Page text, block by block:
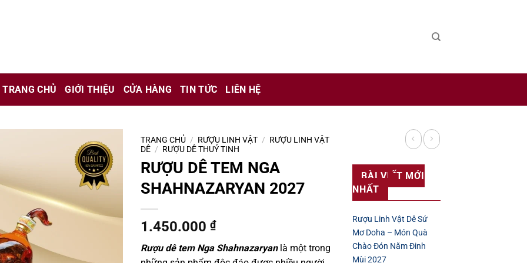
chỉ là kênh giới thiệu thông tin các sản phẩm từ những công ty sản xuất rượu uy tín trên thế giới.
đang mang thai.
TRANG CHỦ GIỚI THIỆU CỬA HÀNG TIN TỨC LIÊN HỆ
TRANG CHỦ / RƯỢU LINH VẬT / RƯỢU LINH VẬT
DÊ / RƯỢU DÊ THUỶ TINH
RƯỢU DÊ TEM NGA
SHAHNAZARYAN 2027
1.450.000 ₫
Rượu dê tem Nga Shahnazaryanlà một trong
BÀI VIẾT MỚI
NHẤT
Rượu Linh Vật Dê Sứ
Mơ Doha – Món Quà
Chào Đón Năm Đinh
Mùi 2027